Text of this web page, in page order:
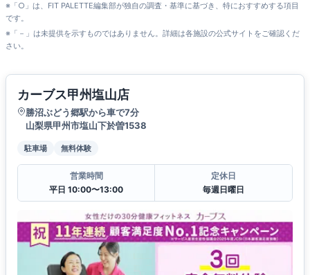
※「○」は、FIT PALETTE編集部が独自の調査・基準に基づき、特におすすめする項目
です。
※「－」は未提供を示すものではありません。詳細は各施設の公式サイトをご確認くだ
さい。
カーブス甲州塩山店
勝沼ぶどう郷駅から車で7分
山梨県甲州市塩山下於曽1538
駐車場 無料体験
営業時間
平日 10:00〜13:00
定休日
毎週日曜日